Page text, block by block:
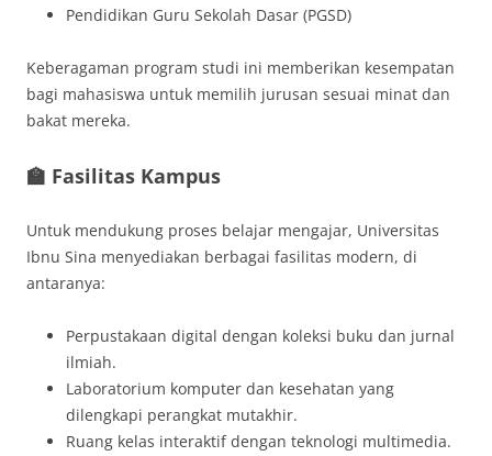
Pendidikan Guru Sekolah Dasar (PGSD)
Keberagaman program studi ini memberikan kesempatan
bagi mahasiswa untuk memilih jurusan sesuai minat dan
bakat mereka.
🏫 Fasilitas Kampus
Untuk mendukung proses belajar mengajar, Universitas
Ibnu Sina menyediakan berbagai fasilitas modern, di
antaranya:
Perpustakaan digital dengan koleksi buku dan jurnal
ilmiah.
Laboratorium komputer dan kesehatan yang
dilengkapi perangkat mutakhir.
Ruang kelas interaktif dengan teknologi multimedia.